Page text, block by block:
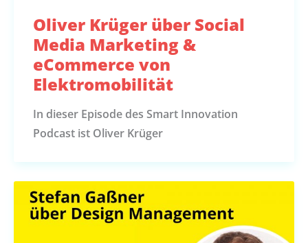
Oliver Krüger über Social
Media Marketing &
eCommerce von
Elektromobilität
In dieser Episode des Smart Innovation
Podcast ist Oliver Krüger